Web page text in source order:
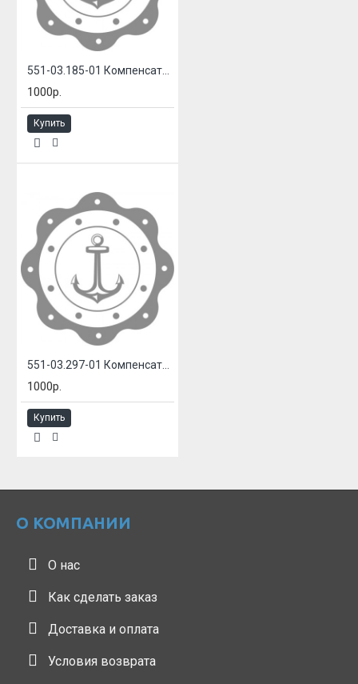
1000р.
Купить
1000р.
Купить
О КОМПАНИИ
О нас
Как сделать заказ
Доставка и оплата
Условия возврата